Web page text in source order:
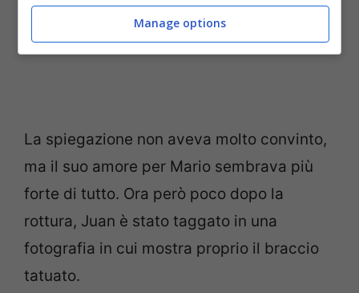
lasciati: Francesco Zecchini commenta
così
La spiegazione non aveva molto convinto,
ma il suo amore per Mario sembrava più
forte di tutto. Ora però poco dopo la
rottura, Juan è stato taggato in una
fotografia in cui mostra proprio il braccio
tatuato.
Manage options